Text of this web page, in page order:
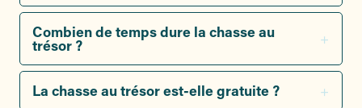
Combien de temps dure la chasse au
trésor ?
La chasse au trésor est-elle gratuite ?